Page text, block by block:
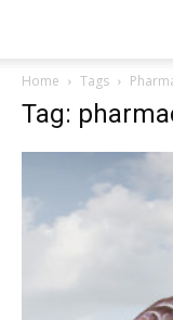
Home Tags
Tag: